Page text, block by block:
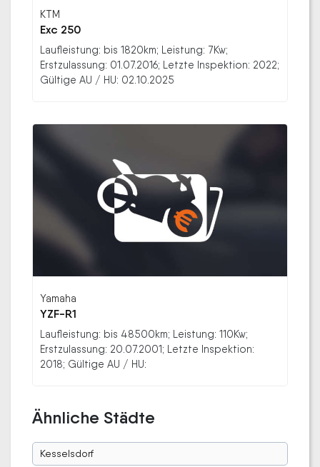
KTM
Exc 250
Laufleistung: bis 1820km; Leistung: 7Kw;
Erstzulassung: 01.07.2016; Letzte Inspektion: 2022;
Gültige AU / HU: 02.10.2025
Yamaha
YZF-R1
Laufleistung: bis 48500km; Leistung: 110Kw;
Erstzulassung: 20.07.2001; Letzte Inspektion:
2018; Gültige AU / HU:
Ähnliche Städte
Kesselsdorf